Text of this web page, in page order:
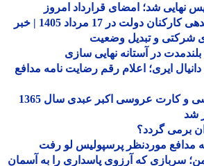
شد؛ امضای قرارداد امروز
آخرین وضعیت ساماندهی کارکنان دولت در 17 مرداد 1405 | خبر
و تبدیل وضعیت
در آستانه نهایی سازی
ایری؛ اعلام رقم رضایت نامه مدافع
ببینید| فیلمی از عروسی و کارت عروسی اکبر عبدی سال 1365
گردد؟
موردنظر پرسپولیس لو رفت
که آرزوی پاسداری را به آسمان